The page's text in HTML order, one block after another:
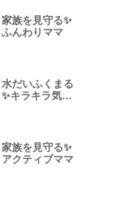
家族を見守る✨
ふんわりママ
水だいふくまる
✨キラキラ気遣
家族を見守る✨
アクティブママ